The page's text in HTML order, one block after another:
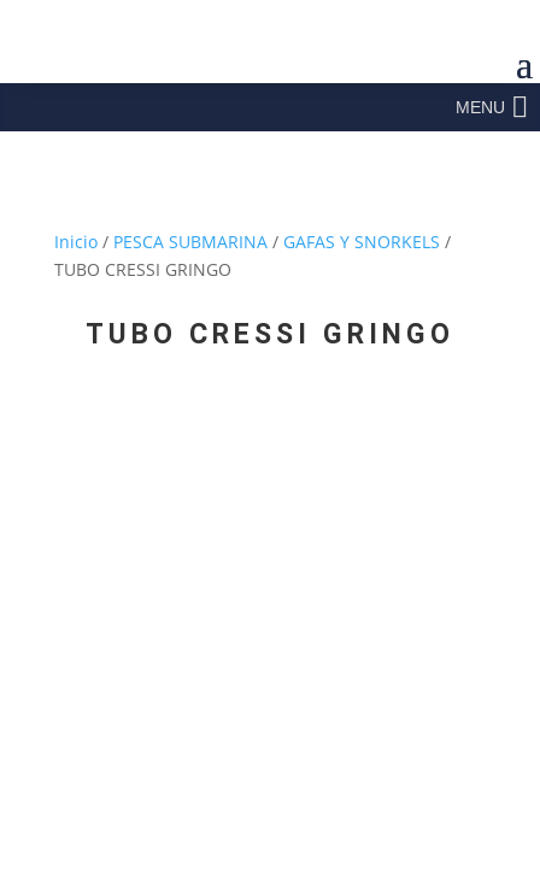
MENU
Inicio/ PESCA SUBMARINA/ GAFAS Y SNORKELS /
TUBO CRESSI GRINGO
TUBO CRESSI GRINGO